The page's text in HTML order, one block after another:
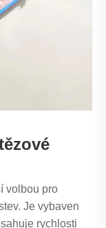
volbou pro
Je vybaven
rychlosti